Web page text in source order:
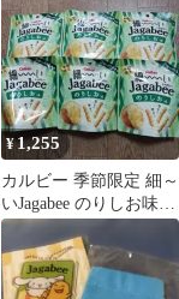
¥1,255
カルビー 季節限定 細～
いJagabee のりしお味 6
袋